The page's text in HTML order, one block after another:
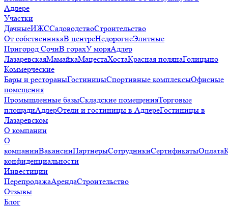
Адлере
Участки
ДачныеИЖССадоводствоСтроительство
От собственникаВ центреНедорогиеЭлитные
Пригород СочиВ горахУ моряАдлер
ЛазаревскаяМамайкаМацестаХостаКрасная полянаГолицыно
Коммерческие
Бары и рестораныГостиницыСпортивные комплексыОфисные
помещения
Промышленные базыСкладские помещенияТорговые
площадиАдлерОтели и гостиницы в АдлереГостиницы в
Лазаревском
О компании
О
компанииВакансииПартнерыСотрудникиСертификатыОплата
конфиденциальности
Инвестиции
ПерепродажаАрендаСтроительство
Отзывы
Блог